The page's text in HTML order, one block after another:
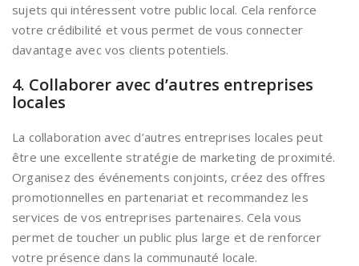
sujets qui intéressent votre public local. Cela renforce
votre crédibilité et vous permet de vous connecter
davantage avec vos clients potentiels.
4. Collaborer avec d’autres entreprises
locales
La collaboration avec d’autres entreprises locales peut
être une excellente stratégie de marketing de proximité.
Organisez des événements conjoints, créez des offres
promotionnelles en partenariat et recommandez les
services de vos entreprises partenaires. Cela vous
permet de toucher un public plus large et de renforcer
votre présence dans la communauté locale.